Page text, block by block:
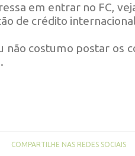
em entrar no FC,
de crédito
não costumo postar os
COMPARTILHE NAS REDES SOCIAIS